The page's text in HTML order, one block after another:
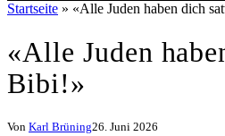
Startseite » «Alle Juden haben dich
«Alle Juden
Bibi!»
Von Karl Brüning26. Juni 2026